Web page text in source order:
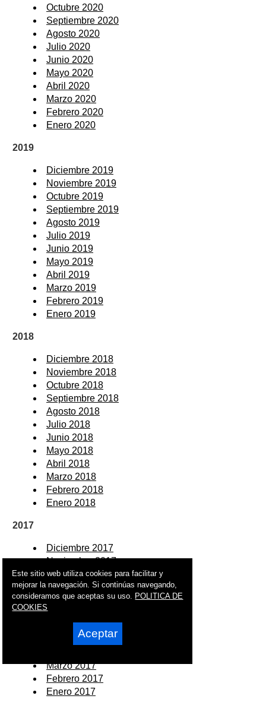
Octubre 2020
Septiembre 2020
Agosto 2020
Julio 2020
Junio 2020
Mayo 2020
Abril 2020
Marzo 2020
Febrero 2020
Enero 2020
2019
Diciembre 2019
Noviembre 2019
Octubre 2019
Septiembre 2019
Agosto 2019
Julio 2019
Junio 2019
Mayo 2019
Abril 2019
Marzo 2019
Febrero 2019
Enero 2019
2018
Diciembre 2018
Noviembre 2018
Octubre 2018
Septiembre 2018
Agosto 2018
Julio 2018
Junio 2018
Mayo 2018
Abril 2018
Marzo 2018
Febrero 2018
Enero 2018
2017
Diciembre 2017
Noviembre 2017
Octubre 2017
Septiembre 2017
Agosto 2017
Julio 2017
Mayo 2017
Marzo 2017
Febrero 2017
Enero 2017
Este sitio web utiliza cookies para facilitar y
mejorar la navegación. Si continúas navegando,
consideramos que aceptas su uso. POLITICA DE
COOKIES
Aceptar